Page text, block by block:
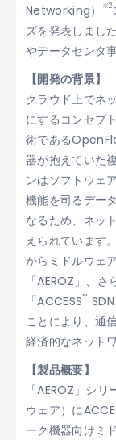
Networking）
※2
ズを発表しまし
やデータセンタ
【開発の背景】
クラウド上でネ
にするコンセプ
術である
器が抱えていた
ンはソフトウェ
機能を司るデー
なるため、ネッ
えられています
からミドルウェ
「AEROZ」、
「ACCESS™
ことにより、通
経済的なネット
【製品概要】
「AEROZ」シ
ウェア）に
ーク機器向けミ